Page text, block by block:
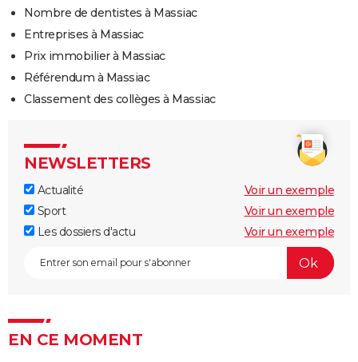
Nombre de dentistes à Massiac
Entreprises à Massiac
Prix immobilier à Massiac
Référendum à Massiac
Classement des collèges à Massiac
NEWSLETTERS
Actualité
Voir un exemple
Sport
Voir un exemple
Les dossiers d'actu
Voir un exemple
EN CE MOMENT